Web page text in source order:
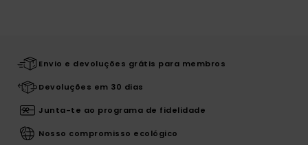
Envio e devoluções grátis para membros
Devoluções em 30 dias
Junta-te ao programa de fidelidade
Nosso compromisso ecológico